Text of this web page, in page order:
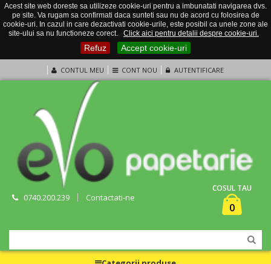
Acest site web doreste sa utilizeze cookie-uri pentru a imbunatati navigarea dvs.
pe site. Va rugam sa confirmati daca sunteti sau nu de acord cu folosirea de
cookie-uri. In cazul in care dezactivati cookie-urile, este posibil ca unele zone ale
site-ului sa nu functioneze corect.
Click aici pentru detalii despre cookie-uri.
Refuz Accept cookie-uri
CONTUL MEU CONT NOU AUTENTIFICARE
0740.200.239 Contactati-ne
COSUL TAU
0